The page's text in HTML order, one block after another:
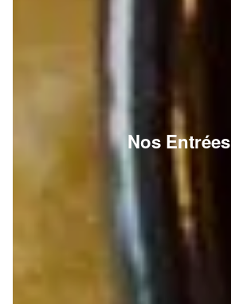
Nos Entrées